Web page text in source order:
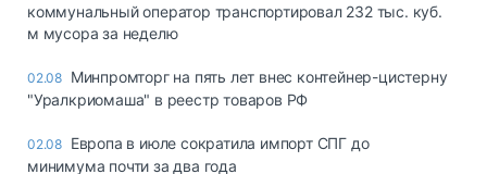
коммунальный оператор транспортировал 232 тыс. куб.
м мусора за неделю
02.08 Минпромторг на пять лет внес контейнер-цистерну
"Уралкриомаша" в реестр товаров РФ
02.08 Европа в июле сократила импорт СПГ до
минимума почти за два года